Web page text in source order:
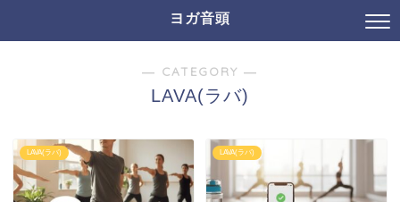
ヨガ音頭
― CATEGORY ―
LAVA(ラバ)
LAVA(ラバ) LAVA(ラバ)